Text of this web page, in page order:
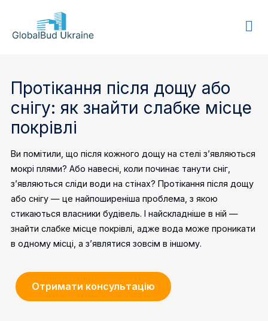
GLOBALBUD
Протікання після дощу або
снігу: як знайти слабке місце
покрівлі
Ви помітили, що після кожного дощу на стелі з’являються
мокрі плями? Або навесні, коли починає танути сніг,
з’являються сліди води на стінах? Протікання після дощу
або снігу — це найпоширеніша проблема, з якою
стикаються власники будівель. І найскладніше в ній —
знайти слабке місце покрівлі, адже вода може проникати
в одному місці, а з’являтися зовсім в іншому.
Отримати консультацію